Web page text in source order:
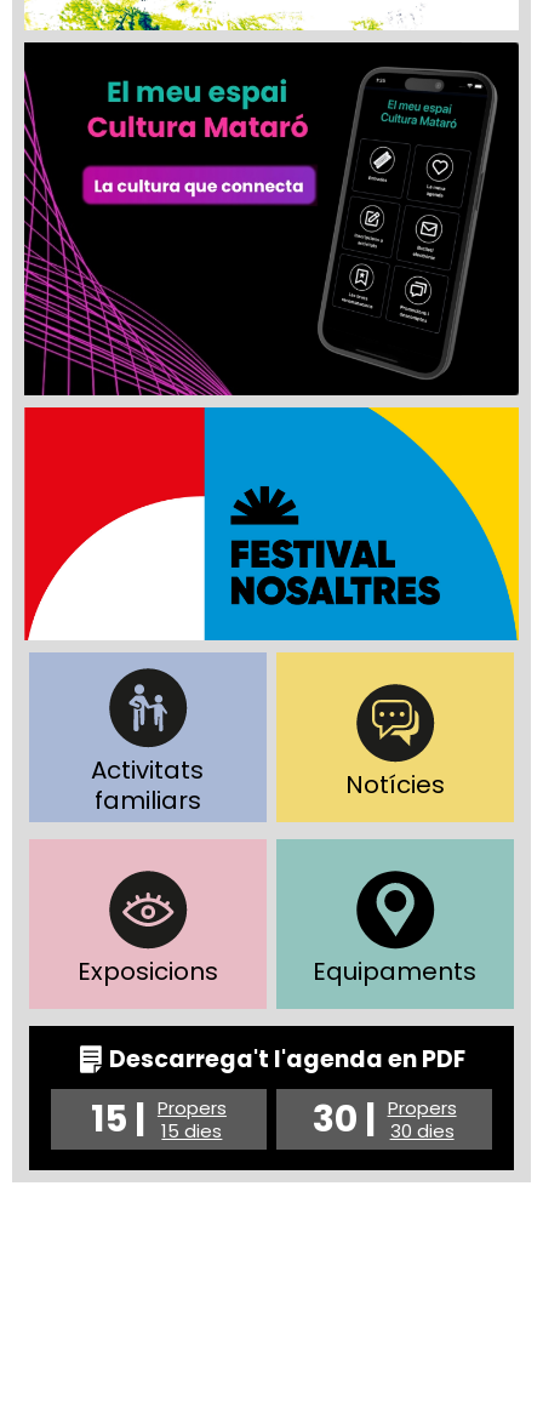
Activitats
familiars
Notícies
Exposicions Equipaments
Descarrega't l'agenda en PDF
15 | Propers
15 dies
30 | Propers
30 dies